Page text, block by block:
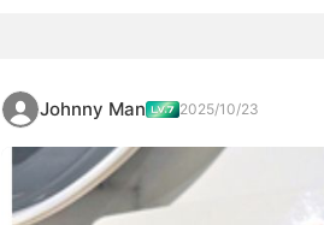
Johnny Man 2025/10/23